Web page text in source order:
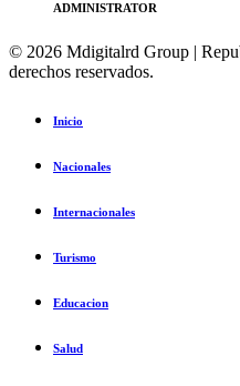
ADMINISTRATOR
© 2026 Mdigitalrd Group |
derechos reservados.
Inicio
Nacionales
Internacionales
Turismo
Educacion
Salud